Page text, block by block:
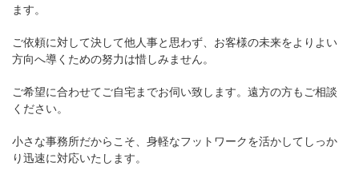
ます。
ご依頼に対して決して他人事と思わず、お客様の未来をよりよい
方向へ導くための努力は惜しみません。
ご希望に合わせてご自宅までお伺い致します。遠方の方もご相談
ください。
小さな事務所だからこそ、身軽なフットワークを活かしてしっか
り迅速に対応いたします。